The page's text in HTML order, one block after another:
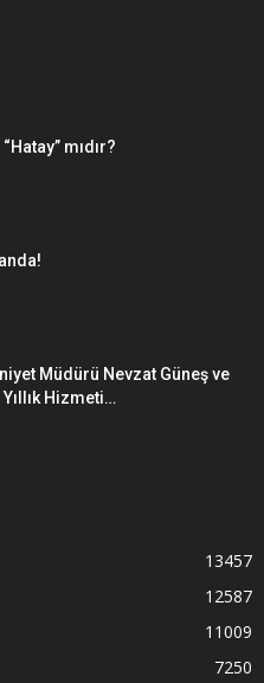
mıdır?
Müdürü Nevzat Güneş ve
Hizmeti…
13457
12587
11009
7250